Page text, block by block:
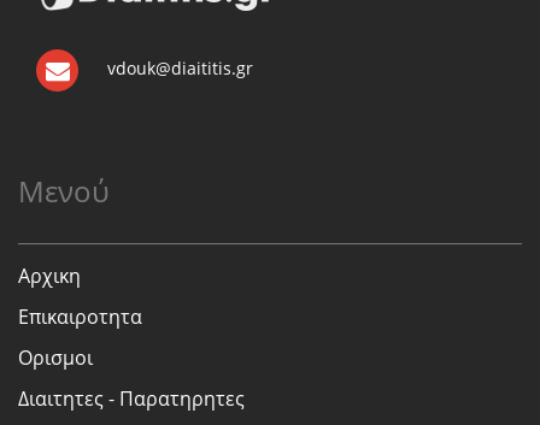
vdouk@diaititis.gr
Μενού
Αρχικη
Επικαιροτητα
Ορισμοι
Διαιτητες - Παρατηρητες